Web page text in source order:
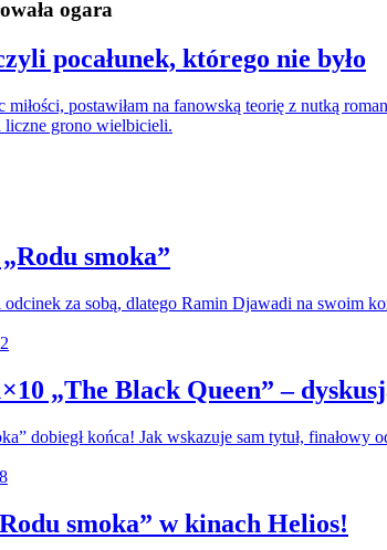
ogara
pocałunek, którego nie było
miłości, postawiłam na fanowską teorię z nutką
liczne grono wielbicieli.
smoka”
za sobą, dlatego Ramin Djawadi na swoim
„The Black Queen” –
dobiegł końca! Jak wskazuje sam tytuł,
smoka” w kinach Helios!